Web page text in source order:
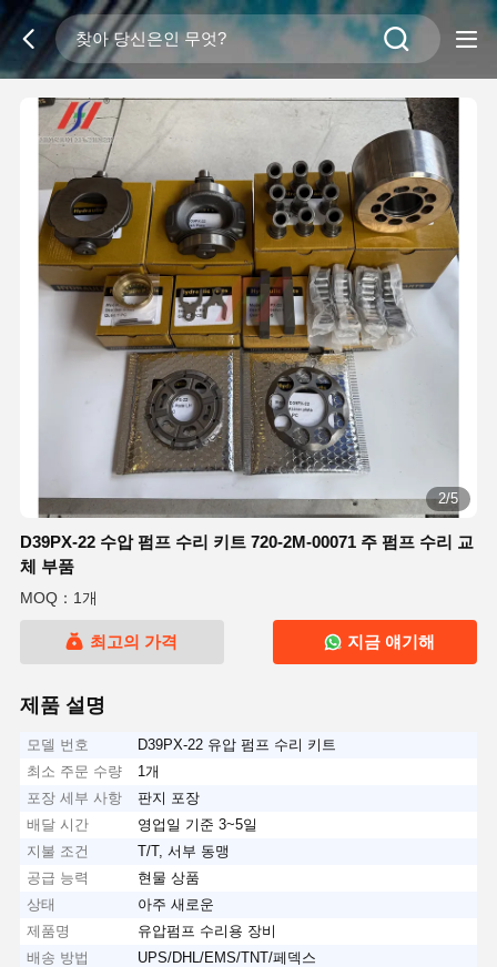
2/5
D39PX-22 수압 펌프 수리 키트 720-2M-00071 주 펌프 수리 교
체 부품
MOQ：1개
최고의 가격 지금 얘기해
제품 설명
모델 번호
D39PX-22 유압 펌프 수리 키트
최소 주문 수량
1개
포장 세부 사항
판지 포장
배달 시간
영업일 기준 3~5일
지불 조건
T/T, 서부 동맹
공급 능력
현물 상품
상태
아주 새로운
제품명
유압펌프 수리용 장비
배송 방법
UPS/DHL/EMS/TNT/페덱스